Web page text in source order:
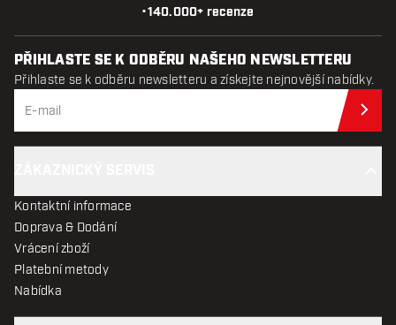
•140.000+ recenze
PŘIHLASTE SE K ODBĚRU NAŠEHO NEWSLETTERU
Přihlaste se k odběru newsletteru a získejte nejnovější nabídky.
Kontaktní informace
Doprava & Dodání
Vrácení zboží
Platební metody
Nabídka